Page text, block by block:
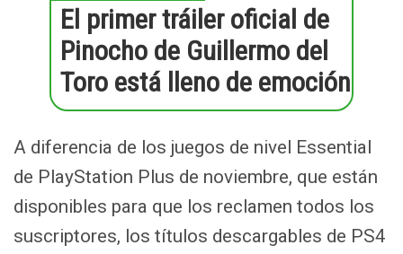
El primer tráiler oficial de
Pinocho de Guillermo del
Toro está lleno de emoción
A diferencia de los juegos de nivel Essential
de PlayStation Plus de noviembre, que están
disponibles para que los reclamen todos los
suscriptores, los títulos descargables de PS4